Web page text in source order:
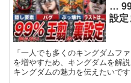
…
設定
「一人でも多くのキングダムフ
を増やすため、キングダムを解
キングダムの魅力を伝えたいで